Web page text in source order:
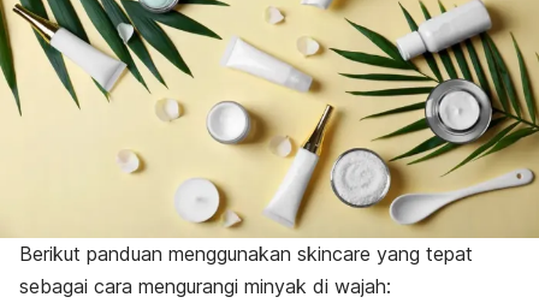
Berikut panduan menggunakan skincare yang tepat
sebagai cara mengurangi minyak di wajah: